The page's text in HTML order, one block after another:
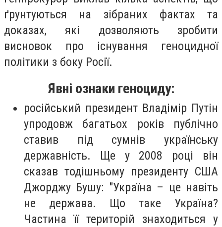
ґрунтуються на зібраних фактах та
доказах, які дозволяють зробити
висновок про існування геноцидної
політики з боку Росії.
Явні ознаки геноциду:
російський президент Владімір Путін
упродовж багатьох років публічно
ставив під сумнів українську
державність. Ще у 2008 році він
сказав тодішньому президенту США
Джорджу Бушу: "Україна – це навіть
не держава. Що таке Україна?
Частина її територій знаходиться у